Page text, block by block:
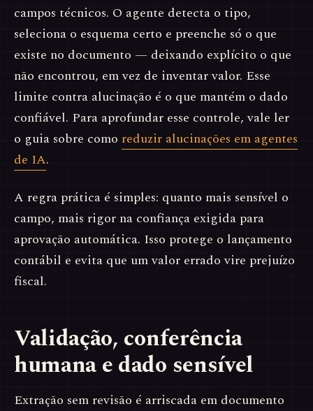
campos técnicos. O agente detecta o tipo,
seleciona o esquema certo e preenche só o que
existe no documento — deixando explícito o que
não encontrou, em vez de inventar valor. Esse
limite contra alucinação é o que mantém o dado
confiável. Para aprofundar esse controle, vale ler
o guia sobre como reduzir alucinações em agentes
de IA.
A regra prática é simples: quanto mais sensível o
campo, mais rigor na confiança exigida para
aprovação automática. Isso protege o lançamento
contábil e evita que um valor errado vire prejuízo
fiscal.
Validação, conferência
humana e dado sensível
Extração sem revisão é arriscada em documento